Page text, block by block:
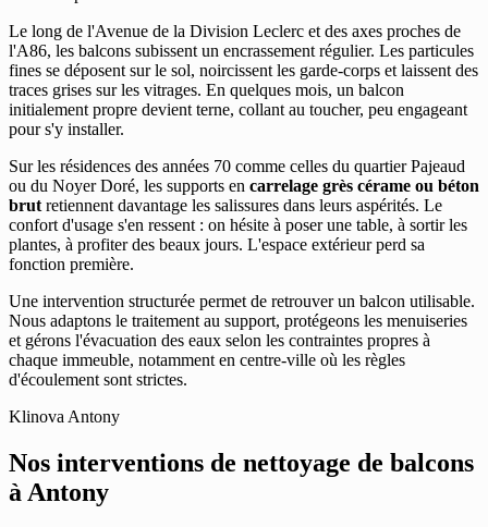
Le long de l'Avenue de la Division Leclerc et des axes proches de
l'A86, les balcons subissent un encrassement régulier. Les particules
fines se déposent sur le sol, noircissent les garde-corps et laissent des
traces grises sur les vitrages. En quelques mois, un balcon
initialement propre devient terne, collant au toucher, peu engageant
pour s'y installer.
Sur les résidences des années 70 comme celles du quartier Pajeaud
ou du Noyer Doré, les supports en carrelage grès cérame ou béton
brut retiennent davantage les salissures dans leurs aspérités. Le
confort d'usage s'en ressent : on hésite à poser une table, à sortir les
plantes, à profiter des beaux jours. L'espace extérieur perd sa
fonction première.
Une intervention structurée permet de retrouver un balcon utilisable.
Nous adaptons le traitement au support, protégeons les menuiseries
et gérons l'évacuation des eaux selon les contraintes propres à
chaque immeuble, notamment en centre-ville où les règles
d'écoulement sont strictes.
Klinova Antony
Nos interventions de nettoyage de balcons
à Antony